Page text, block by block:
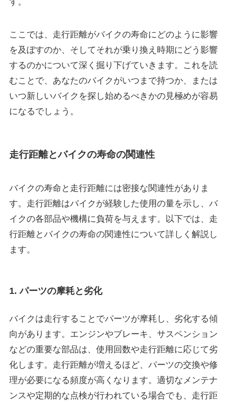
ここでは、走行距離がバイクの寿命にどのように影響
を及ぼすのか、そしてそれが乗り換え時期にどう影響
するのかについて深く掘り下げていきます。これを読
むことで、あなたのバイクがいつまで持つか、または
いつ新しいバイクを探し始めるべきかの見極めが容易
になるでしょう。
走行距離とバイクの寿命の関連性
バイクの寿命と走行距離には密接な関連性がありま
す。走行距離はバイクが経験した使用の量を示し、バ
イクの各部品や機構に負荷を与えます。以下では、走
行距離とバイクの寿命の関連性について詳しく解説し
ます。
1. パーツの摩耗と劣化
バイクは走行することでパーツが摩耗し、劣化する傾
向があります。エンジンやブレーキ、サスペンション
などの重要な部品は、使用回数や走行距離に応じて劣
化します。走行距離が増えるほど、パーツの交換や修
理が必要になる頻度が高くなります。適切なメンテナ
ンスや定期的な点検が行われている場合でも、走行距